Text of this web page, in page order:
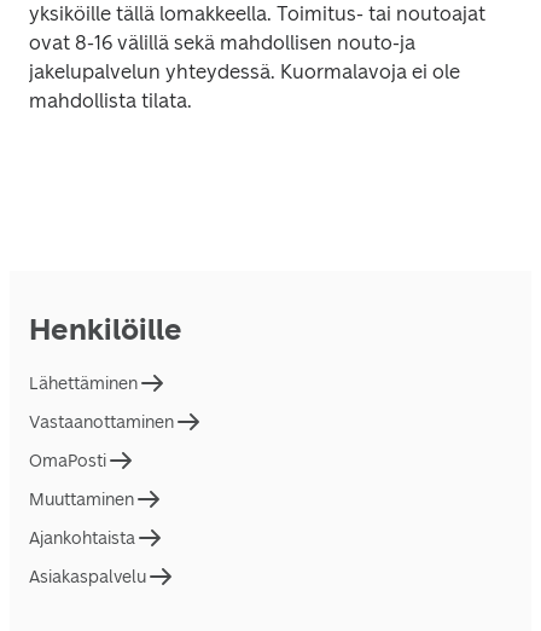
yksiköille tällä lomakkeella. Toimitus- tai noutoajat
ovat 8-16 välillä sekä mahdollisen nouto-ja
jakelupalvelun yhteydessä. Kuormalavoja ei ole
mahdollista tilata.
Henkilöille
Lähettäminen
Vastaanottaminen
OmaPosti
Muuttaminen
Ajankohtaista
Asiakaspalvelu